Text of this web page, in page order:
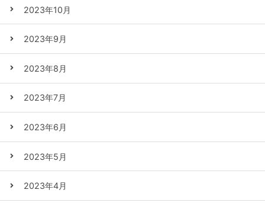
2023年10月
2023年9月
2023年8月
2023年7月
2023年6月
2023年5月
2023年4月